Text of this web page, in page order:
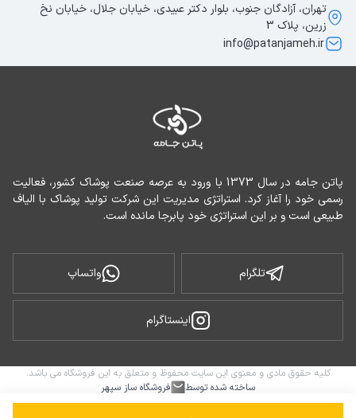
طبیعی است و بر این استراتژی خود پابرجا مانده است.
تلگرام واتساپ
اینستاگرام
تهران، آزادگان جنوب، بلوار دکتر عبیدی، خیابان جلال، خیابان نخ
زرین، پلاک 3
info@patanjameh.ir
کلیه حقوق مادی و معنوی این سایت محفوظ و متعلق به این فروشگاه می باشد.
ساخته شده توسط
فروشگاه ساز سپهر